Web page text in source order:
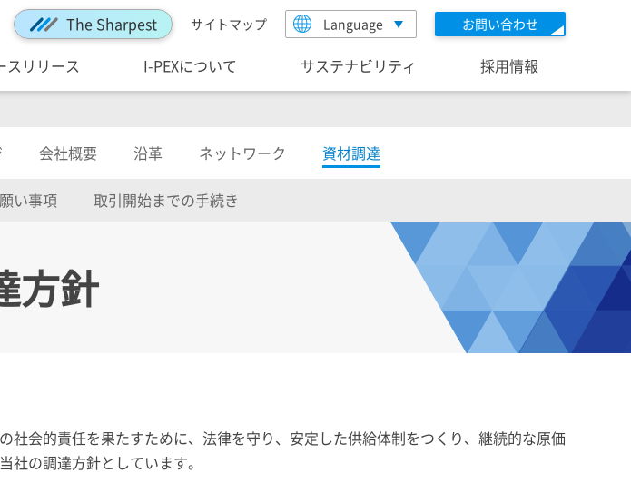
The Sharpest サイトマップ Language お問い合わせ
スリリース I-PEXについて サステナビリティ 採用情報
会社概要 沿革 ネットワーク 資材調達
い事項 取引開始までの手続き
方針
会的責任を果たすために、法律を守り、安定した供給体制をつくり、継続的な原価
の調達方針としています。